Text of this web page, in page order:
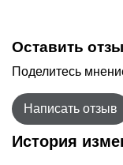
Оставить
Поделитесь
Написать отзыв
История